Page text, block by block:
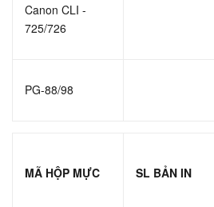
Canon CLI -
725/726
PG-88/98
MÃ HỘP MỰC SL BẢN IN